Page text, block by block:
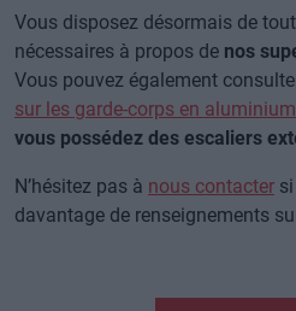
Vous disposez désormais de
nécessaires à propos de nos
Vous pouvez également
sur les garde-corps en aluminium
vous possédez des escaliers
N’hésitez pas à nous contacter
davantage de renseignements